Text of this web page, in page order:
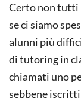
Certo non tutti
se ci siamo
alunni più
di tutoring in
chiamati uno
sebbene